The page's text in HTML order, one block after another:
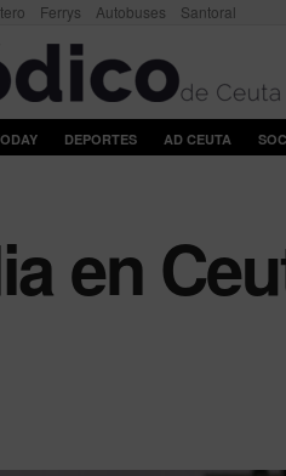
Ferrys Autobuses Santoral
DEPORTES AD CEUTA
en